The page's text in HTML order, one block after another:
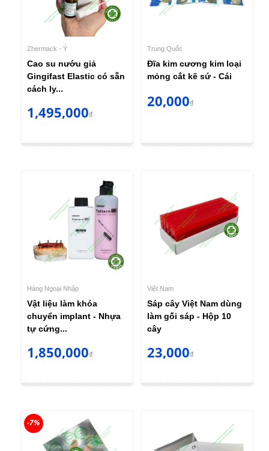
Zhermack - Ý
Cao su nướu giả
Gingifast Elastic có sẵn
cách ly...
1,495,000₫
Trung Quốc
Đĩa kim cương kim loại
mỏng cắt kẽ sứ - Cái
20,000₫
Hàng Ngoại Nhập
Vật liệu làm khóa
chuyển implant - Nhựa
tự cứng...
1,850,000₫
Việt Nam
Sáp cây Việt Nam dùng
làm gối sáp - Hộp 10
cây
23,000₫
-7%